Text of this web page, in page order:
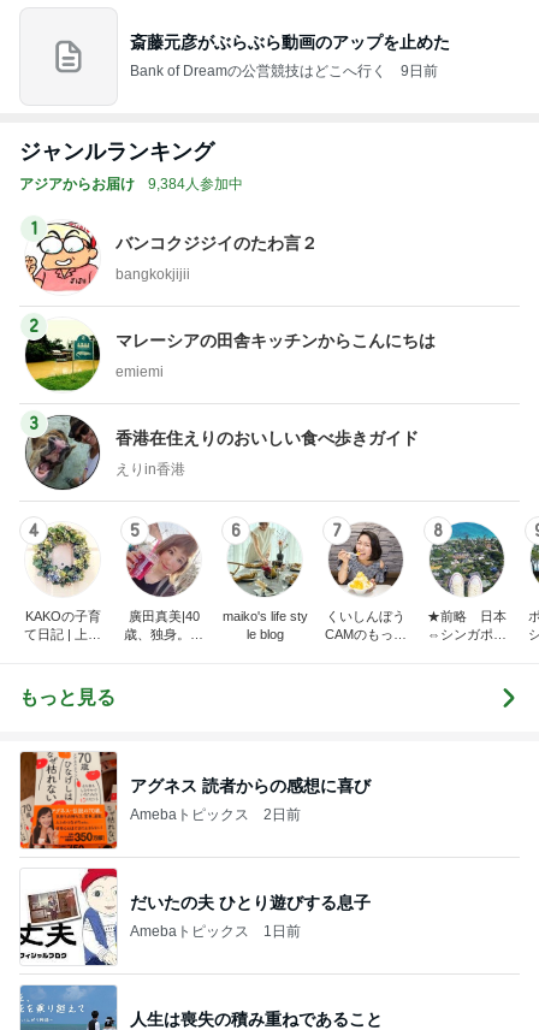
斎藤元彦がぶらぶら動画のアップを止めた
Bank of Dreamの公営競技はどこへ行く 9日前
ジャンルランキング
アジアからお届け 9,384人参加中
1
バンコクジジイのたわ言２
bangkokjijii
2
マレーシアの田舎キッチンからこんにちは
emiemi
3
香港在住えりのおいしい食べ歩きガイド
えりin香港
4
KAKOの子育
て日記 | 上海
へ。ときどき
さいたま。
5
廣田真美|40
歳、独身。お
6
maiko's life sty
le blog
7
くいしんぼう
CAMのもっと
8
★前略 日本
⇔シンガポー
もっと見る
アグネス 読者からの感想に喜び
Amebaトピックス 2日前
だいたの夫 ひとり遊びする息子
Amebaトピックス 1日前
人生は喪失の積み重ねであること